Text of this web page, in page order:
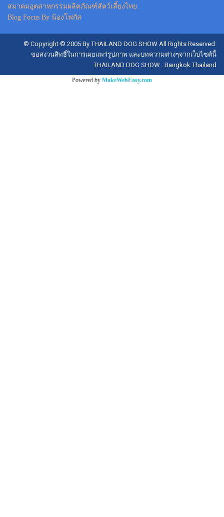
สมาคมอุตสาหกรรมผลิตภัณฑ์สัตว์เลี้ยงไทย
Blog Focus By น้องโฟกัส
© Copyright © 2005 By THAILAND DOG SHOW All Rights Reserved.
ขอสงวนสิทธิ์ในการเผยแพร่รูปภาพ และบทความต่างๆจากเว็บไซต์นี้
THAILAND DOG SHOW : Bangkok Thailand
Powered by MakeWebEasy.com